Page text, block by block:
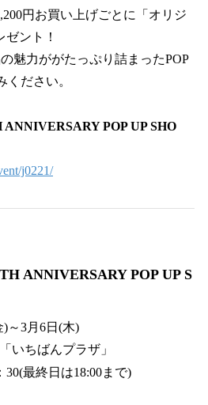
円お買い上げごとに「オリジ
ント！
魅力ががたっぷり詰まったPOP
ください。
ANNIVERSARY POP UP SHO
j0221/
ANNIVERSARY POP UP S
)～3月6日(木)
いちばんプラザ」
30(最終日は18:00まで)